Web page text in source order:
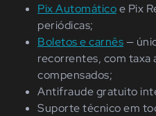
Pix Automáticoe Pix
periódicas;
Boletos e carnês—
recorrentes, com taxa
compensados;
Antifraude gratuito
Suporte técnico em